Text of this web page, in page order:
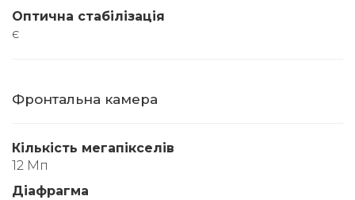
Оптична стабілізація
є
Фронтальна камера
Кількість мегапікселів
12 Мп
Діафрагма